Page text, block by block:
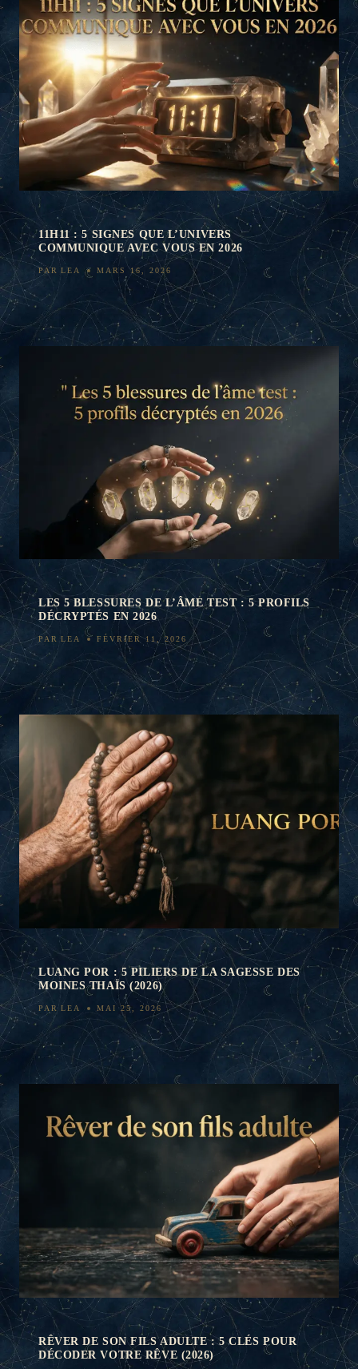
11H11 : 5 SIGNES QUE L’UNIVERS
COMMUNIQUE AVEC VOUS EN 2026
PAR LEA MARS 16, 2026
LES 5 BLESSURES DE L’ÂME TEST : 5 PROFILS
DÉCRYPTÉS EN 2026
PAR LEA FÉVRIER 11, 2026
LUANG POR : 5 PILIERS DE LA SAGESSE DES
MOINES THAÏS (2026)
PAR LEA MAI 25, 2026
RÊVER DE SON FILS ADULTE : 5 CLÉS POUR
DÉCODER VOTRE RÊVE (2026)